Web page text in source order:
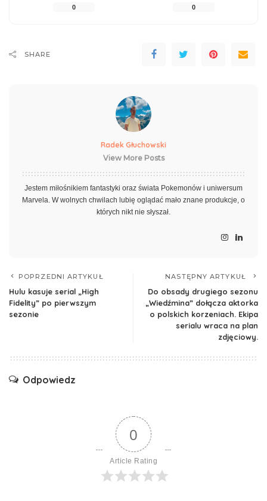
0 0
SHARE
Radek Głuchowski
View More Posts
Jestem miłośnikiem fantastyki oraz świata Pokemonów i uniwersum
Marvela. W wolnych chwilach lubię oglądać mało znane produkcje, o
których nikt nie słyszał.
POPRZEDNI ARTYKUŁ
Hulu kasuje serial „High
Fidelity” po pierwszym
sezonie
NASTĘPNY ARTYKUŁ
Do obsady drugiego sezonu
„Wiedźmina” dołącza aktorka
o polskich korzeniach. Ekipa
serialu wraca na plan
zdjęciowy.
Odpowiedz
0
Article Rating